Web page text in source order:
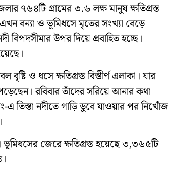
৭৬৪টি গ্রামের ৩.৬ লক্ষ মানুষ ক্ষতিগ্রস্ত
বন্যা ও ভূমিধসে মৃতের সংখ্যা বেড়ে
বিপদসীমার উপর দিয়ে প্রবাহিত হচ্ছে।
ও ধসে ক্ষতিগ্রস্ত বিস্তীৰ্ণ এলাকা। যার
রবিবার তাঁদের সরিয়ে আনার কথা
তিস্তা নদীতে গাড়ি ডুবে যাওয়ার পর নিখোঁজ
জেরে ক্ষতিগ্রস্ত হয়েছে ৩,৩৬৫টি